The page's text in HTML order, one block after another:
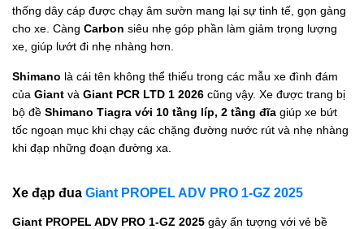
thống dây cáp được chạy âm sườn mang lại sự tinh tế, gọn gàng
cho xe. Càng Carbon siêu nhẹ góp phần làm giảm trọng lượng
xe, giúp lướt đi nhẹ nhàng hơn.
Shimano là cái tên không thể thiếu trong các mẫu xe đình đám
của Giant và Giant PCR LTD 1 2026 cũng vậy. Xe được trang bị
bộ đề Shimano Tiagra với 10 tầng líp, 2 tầng đĩa giúp xe bứt
tốc ngoạn mục khi chạy các chặng đường nước rút và nhẹ nhàng
khi đạp những đoạn đường xa.
Xe đạp đua Giant PROPEL ADV PRO 1-GZ 2025
Giant PROPEL ADV PRO 1-GZ 2025 gây ấn tượng với vẻ bề